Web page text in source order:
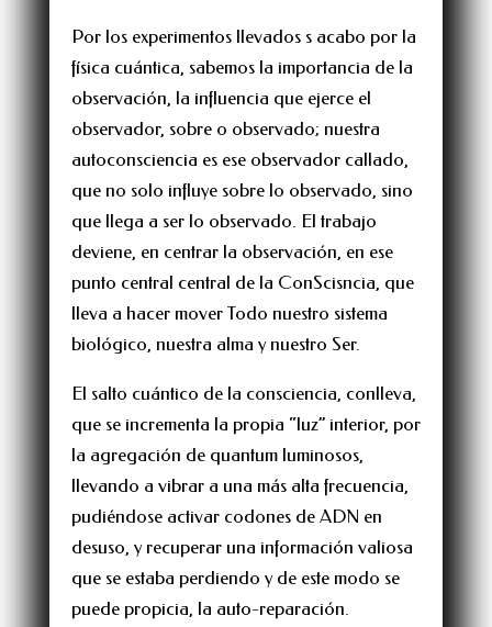
Por los experimentos llevados s acabo por la
física cuántica, sabemos la importancia de la
observación, la influencia que ejerce el
observador, sobre o observado; nuestra
autoconsciencia es ese observador callado,
que no solo influye sobre lo observado, sino
que llega a ser lo observado. El trabajo
deviene, en centrar la observación, en ese
punto central central de la ConScisncia, que
lleva a hacer mover Todo nuestro sistema
biológico, nuestra alma y nuestro Ser.
El salto cuántico de la consciencia, conlleva,
que se incrementa la propia “luz” interior, por
la agregación de quantum luminosos,
llevando a vibrar a una más alta frecuencia,
pudiéndose activar codones de ADN en
desuso, y recuperar una información valiosa
que se estaba perdiendo y de este modo se
puede propicia, la auto-reparación.